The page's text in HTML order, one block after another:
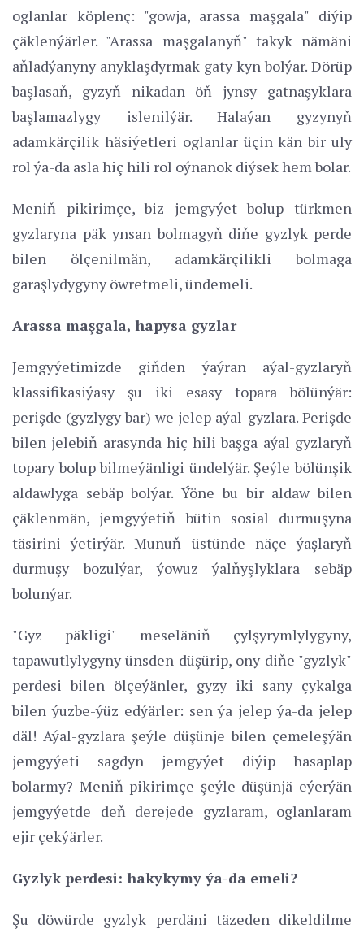
oglanlar köplenç: "gowja, arassa maşgala" diýip
çäklenýärler. "Arassa maşgalanyň" takyk nämäni
aňladýanyny anyklaşdyrmak gaty kyn bolýar. Dörüp
başlasaň, gyzyň nikadan öň jynsy gatnaşyklara
başlamazlygy islenilýär. Halaýan gyzynyň
adamkärçilik häsiýetleri oglanlar üçin kän bir uly
rol ýa-da asla hiç hili rol oýnanok diýsek hem bolar.
Meniň pikirimçe, biz jemgyýet bolup türkmen
gyzlaryna päk ynsan bolmagyň diňe gyzlyk perde
bilen ölçenilmän, adamkärçilikli bolmaga
garaşlydygyny öwretmeli, ündemeli.
Arassa maşgala, hapysa gyzlar
Jemgyýetimizde giňden ýaýran aýal-gyzlaryň
klassifikasiýasy şu iki esasy topara bölünýär:
perişde (gyzlygy bar) we jelep aýal-gyzlara. Perişde
bilen jelebiň arasynda hiç hili başga aýal gyzlaryň
topary bolup bilmeýänligi ündelýär. Şeýle bölünşik
aldawlyga sebäp bolýar. Ýöne bu bir aldaw bilen
çäklenmän, jemgyýetiň bütin sosial durmuşyna
täsirini ýetirýär. Munuň üstünde näçe ýaşlaryň
durmuşy bozulýar, ýowuz ýalňyşlyklara sebäp
bolunýar.
"Gyz päkligi" meseläniň çylşyrymlylygyny,
tapawutlylygyny ünsden düşürip, ony diňe "gyzlyk"
perdesi bilen ölçeýänler, gyzy iki sany çykalga
bilen ýuzbe-ýüz edýärler: sen ýa jelep ýa-da jelep
däl! Aýal-gyzlara şeýle düşünje bilen çemeleşýän
jemgyýeti sagdyn jemgyýet diýip hasaplap
bolarmy? Meniň pikirimçe şeýle düşünjä eýerýän
jemgyýetde deň derejede gyzlaram, oglanlaram
ejir çekýärler.
Gyzlyk perdesi: hakykymy ýa-da emeli?
Şu döwürde gyzlyk perdäni täzeden dikeldilme